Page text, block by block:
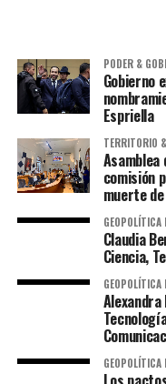
PODER &
Gobierno
Espriella
TERRITORIO
Asamblea
comisión
muerte
GEOPOLÍTICA
Claudia
Ciencia,
GEOPOLÍTICA
GEOPOLÍTICA